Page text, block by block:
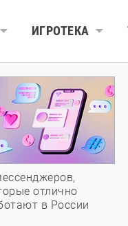
ИГРОТЕКА
отлично
в России